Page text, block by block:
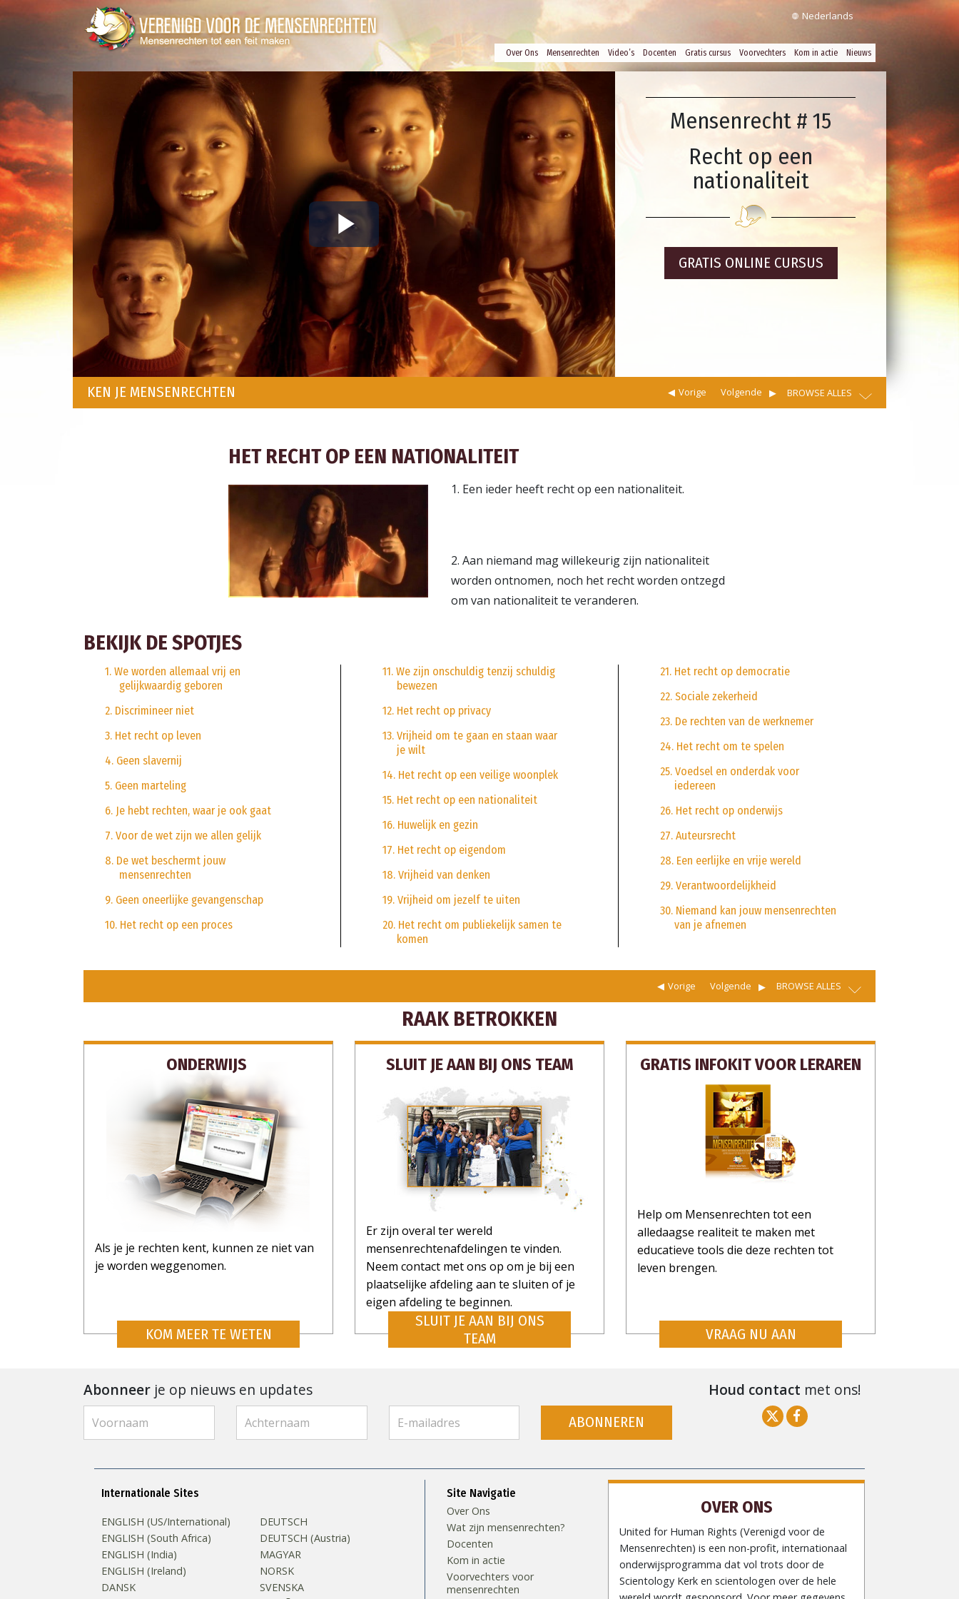
Nederlands
Over Ons Mensenrechten Video’s Docenten Gratis cursus Voorvechters Kom in actie Nieuws
Play
Video
Mensenrecht # 15
Recht op een
nationaliteit
GRATIS ONLINE CURSUS
KEN JE MENSENRECHTEN Volgende
Vorige BROWSE ALLES
HET RECHT OP EEN NATIONALITEIT
1. Een ieder heeft recht op een nationaliteit.
2. Aan niemand mag willekeurig zijn nationaliteit
worden ontnomen, noch het recht worden ontzegd
om van nationaliteit te veranderen.
BEKIJK DE SPOTJES
1. We worden allemaal vrij en
gelijkwaardig geboren
2. Discrimineer niet
3. Het recht op leven
4. Geen slavernij
5. Geen marteling
6. Je hebt rechten, waar je ook gaat
7. Voor de wet zijn we allen gelijk
8. De wet beschermt jouw
mensenrechten
9. Geen oneerlijke gevangenschap
10. Het recht op een proces
11. We zijn onschuldig tenzij schuldig
bewezen
12. Het recht op privacy
13. Vrijheid om te gaan en staan waar
je wilt
14. Het recht op een veilige woonplek
15. Het recht op een nationaliteit
16. Huwelijk en gezin
17. Het recht op eigendom
18. Vrijheid van denken
19. Vrijheid om jezelf te uiten
20. Het recht om publiekelijk samen te
komen
21. Het recht op democratie
22. Sociale zekerheid
23. De rechten van de werknemer
24. Het recht om te spelen
25. Voedsel en onderdak voor
iedereen
26. Het recht op onderwijs
27. Auteursrecht
28. Een eerlijke en vrije wereld
29. Verantwoordelijkheid
30. Niemand kan jouw mensenrechten
van je afnemen
Volgende
Vorige BROWSE ALLES
RAAK BETROKKEN
ONDERWIJS
Als je je rechten kent, kunnen ze niet van
je worden weggenomen.
KOM MEER TE WETEN
SLUIT JE AAN BIJ ONS TEAM
Er zijn overal ter wereld
mensenrechtenafdelingen te vinden.
Neem contact met ons op om je bij een
plaatselijke afdeling aan te sluiten of je
eigen afdeling te beginnen.
SLUIT JE AAN BIJ ONS
TEAM
GRATIS INFOKIT VOOR LERAREN
Help om Mensenrechten tot een
alledaagse realiteit te maken met
educatieve tools die deze rechten tot
leven brengen.
VRAAG NU AAN
Abonneer je op nieuws en updates
ABONNEREN
Houd contact met ons!
Internationale Sites
ENGLISH (US/International)
ENGLISH (South Africa)
ENGLISH (India)
ENGLISH (Ireland)
DANSK
DEUTSCH
DEUTSCH (Austria)
MAGYAR
NORSK
SVENSKA
Site Navigatie
Over Ons
Wat zijn mensenrechten?
Docenten
Kom in actie
Voorvechters voor
mensenrechten
OVER ONS
United for Human Rights (Verenigd voor de
Mensenrechten) is een non-profit, internationaal
onderwijsprogramma dat vol trots door de
Scientology Kerk en scientologen over de hele